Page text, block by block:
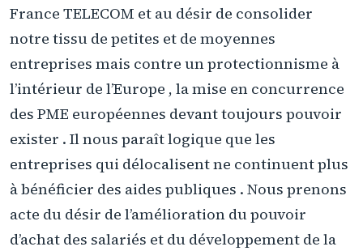
France TELECOM et au désir de consolider
notre tissu de petites et de moyennes
entreprises mais contre un protectionnisme à
l’intérieur de l’Europe , la mise en concurrence
des PME européennes devant toujours pouvoir
exister . Il nous paraît logique que les
entreprises qui délocalisent ne continuent plus
à bénéficier des aides publiques . Nous prenons
acte du désir de l’amélioration du pouvoir
d’achat des salariés et du développement de la